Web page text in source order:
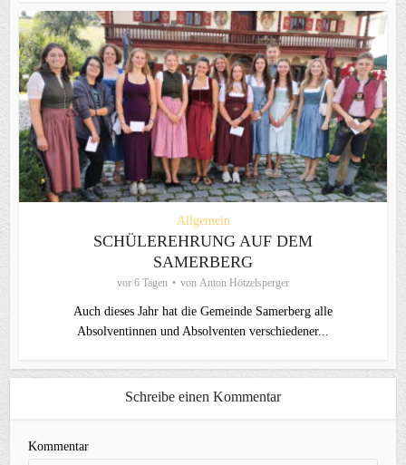
Allgemein
SCHÜLEREHRUNG AUF DEM
SAMERBERG
vor 6 Tagen von Anton Hötzelsperger
Auch dieses Jahr hat die Gemeinde Samerberg alle
Absolventinnen und Absolventen verschiedener...
Schreibe einen Kommentar
Kommentar